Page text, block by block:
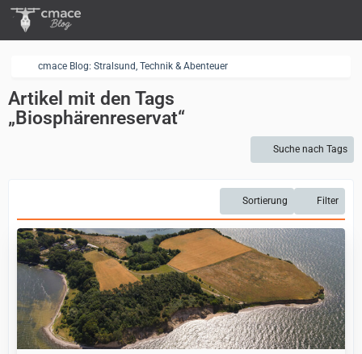
cmace Blog: Stralsund, Technik & Abenteuer
Artikel mit den Tags
„Biosphärenreservat“
Suche nach Tags
Sortierung Filter